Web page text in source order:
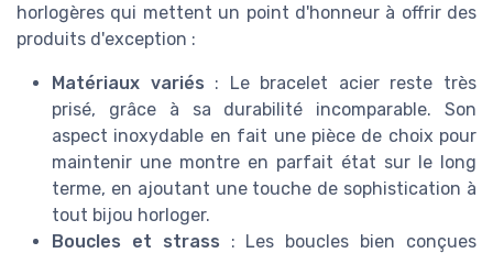
horlogères qui mettent un point d'honneur à offrir des
produits d'exception :
Matériaux variés : Le bracelet acier reste très
prisé, grâce à sa durabilité incomparable. Son
aspect inoxydable en fait une pièce de choix pour
maintenir une montre en parfait état sur le long
terme, en ajoutant une touche de sophistication à
tout bijou horloger.
Boucles et strass : Les boucles bien conçues